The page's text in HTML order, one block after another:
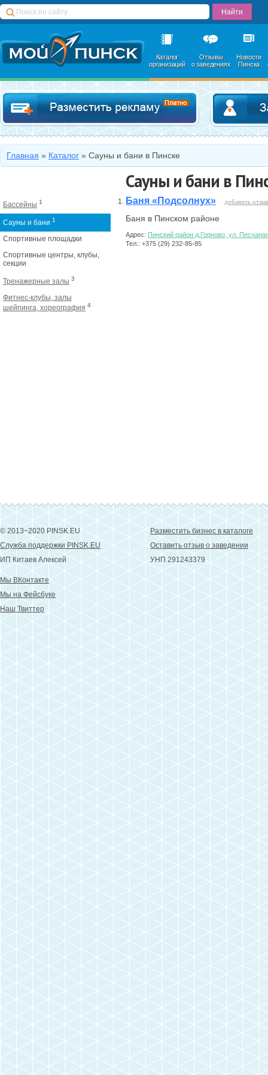
Каталог
организаций
Отзывы
о заведениях
Новости
Пинска
Добавить в
Главная » Каталог » Сауны и бани в Пинске
Сауны и бани в
Бассейны 1
Сауны и бани 1
Спортивные площадки
Спортивные центры, клубы,
секции
Тренажерные залы 3
Фитнес-клубы, залы
шейпинга, хореография 4
Баня «Подсолнух» добавить отзыв
Баня в Пинском районе
Адрес: Пинский район д.Горново, ул.
Тел.: +375 (29) 232-85-85
© 2013−2020 PINSK.EU
Служба поддержки PINSK.EU
ИП Китаев Алексей
Разместить бизнес в каталоге
Оставить отзыв о заведении
УНП 291243379
Мы ВКонтакте
Мы на Фейсбуке
Наш Твиттер